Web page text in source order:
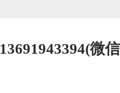
13691943394(微